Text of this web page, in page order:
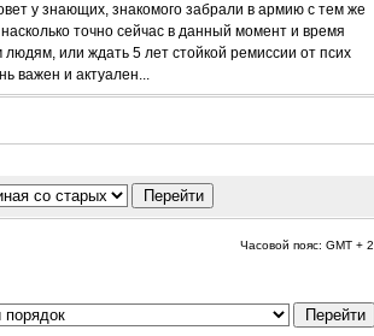
у знающих, знакомого забрали в армию с тем же
точно сейчас в данный момент и время
или ждать 5 лет стойкой ремиссии от псих
важен и актуален...
Часовой пояс: GMT + 2